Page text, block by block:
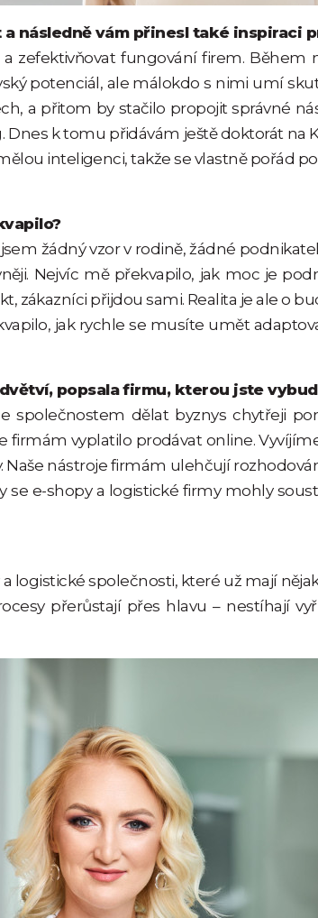
následně vám přinesl také inspiraci
zefektivňovat fungování firem. Během
potenciál, ale málokdo s nimi umí
a přitom by stačilo propojit správné
k tomu přidávám ještě doktorát na
inteligenci, takže se vlastně pořád
žádný vzor v rodině, žádné
Nejvíc mě překvapilo, jak moc je
zákazníci přijdou sami. Realita je ale o
jak rychle se musíte umět
popsala firmu, kterou jste
dělat byznys chytřeji
vyplatilo prodávat online.
Naše nástroje firmám ulehčují
se e-shopy a logistické firmy mohly
společnosti, které už mají
přerůstají přes hlavu – nestíhají